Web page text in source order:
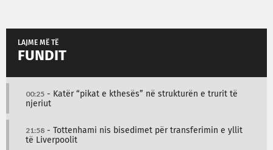
LAJME MË TË
FUNDIT
00:25 - Katër “pikat e kthesës” në strukturën e trurit të
njeriut
21:58 - Tottenhami nis bisedimet për transferimin e yllit
të Liverpoolit